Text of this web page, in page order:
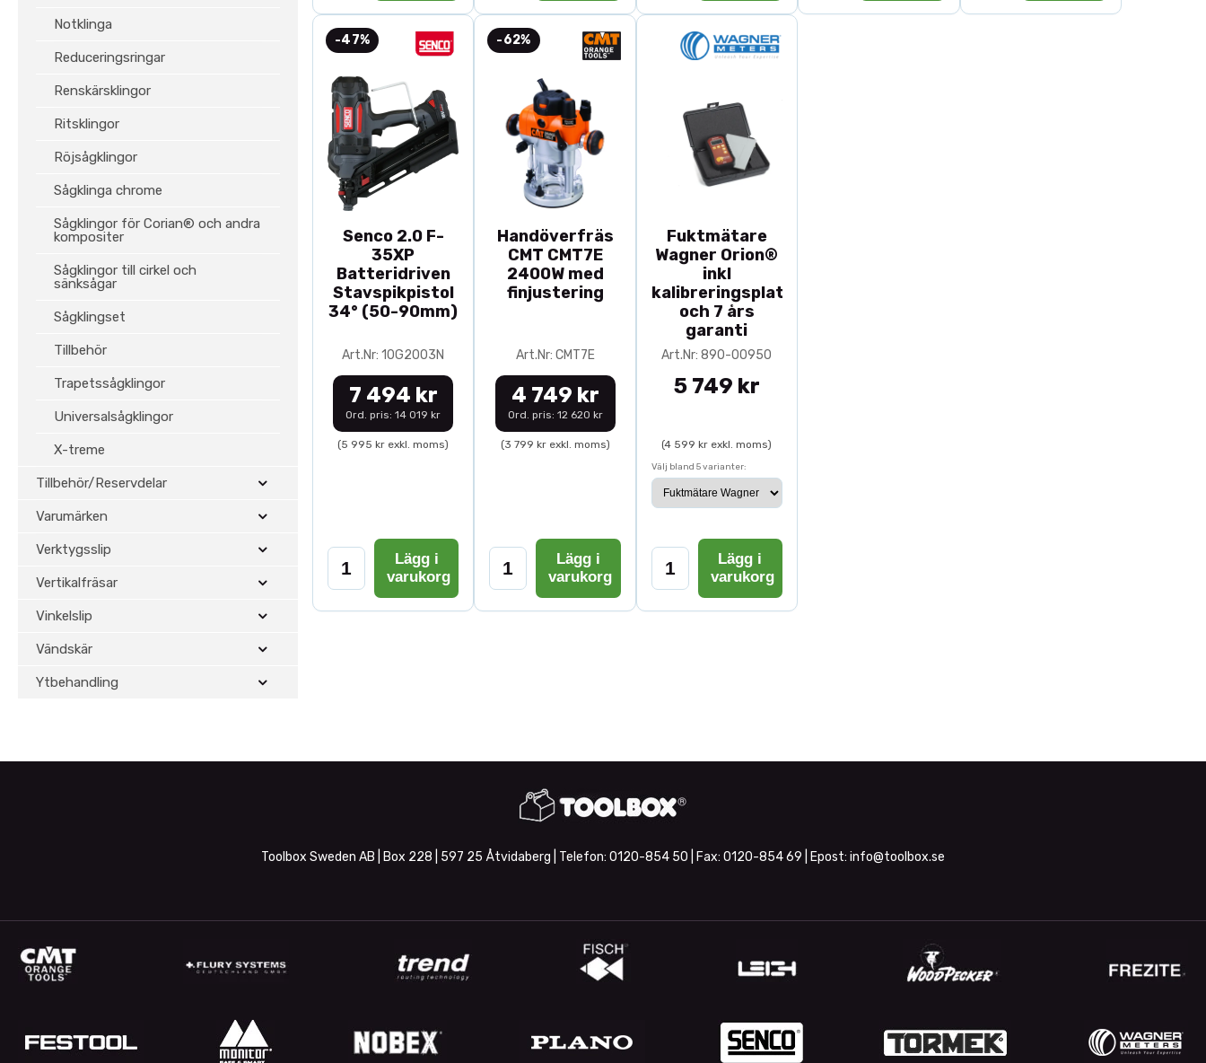
Notklinga
Reduceringsringar
Renskärsklingor
Ritsklingor
Röjsågklingor
Sågklinga chrome
Sågklingor för Corian® och andra
kompositer
Sågklingor till cirkel och
sänksågar
Sågklingset
Tillbehör
Trapetssågklingor
Universalsågklingor
X-treme
Tillbehör/Reservdelar
Varumärken
Verktygsslip
Vertikalfräsar
Vinkelslip
Vändskär
Ytbehandling
-47%
Senco 2.0 F-
35XP
Batteridriven
Stavspikpistol
34° (50-90mm)
Art.Nr: 10G2003N
7 494 kr
Ord. pris: 14 019 kr
(5 995 kr exkl. moms)
Lägg i
varukorg
-62%
Handöverfräs
CMT CMT7E
2400W med
finjustering
Art.Nr: CMT7E
4 749 kr
Ord. pris: 12 620 kr
(3 799 kr exkl. moms)
Lägg i
varukorg
Fuktmätare
Wagner Orion®
inkl
kalibreringsplatta
och 7 års
garanti
Art.Nr: 890-00950
5 749 kr
(4 599 kr exkl. moms)
Välj bland 5 varianter:
Lägg i
varukorg
Toolbox Sweden AB | Box 228 | 597 25 Åtvidaberg | Telefon: 0120-854 50 | Fax: 0120-854 69 | Epost: info@toolbox.se